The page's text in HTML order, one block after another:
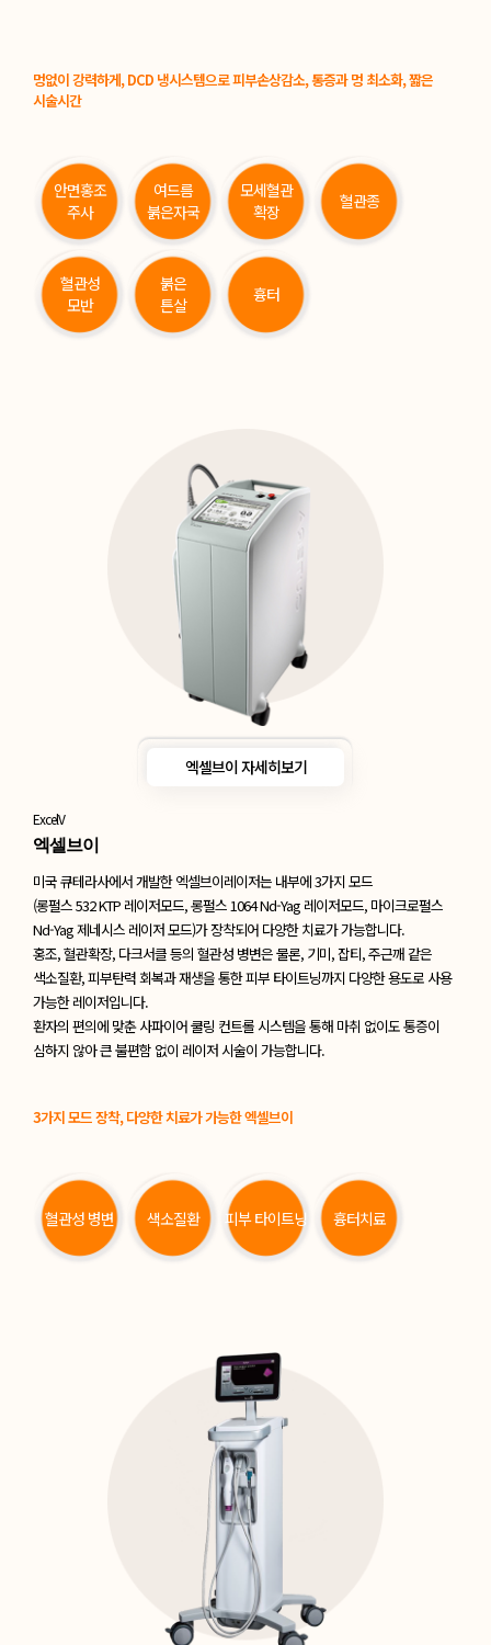
멍없이 강력하게, DCD 냉시스템으로 피부손상감소, 통증과 멍 최소화, 짧은
시술시간
안면홍조
주사
여드름
붉은자국
모세혈관
확장
혈관종
혈관성
모반
붉은
튼살
흉터
엑셀브이 자세히보기
ExcelV
엑셀브이
미국 큐테라사에서 개발한 엑셀브이레이저는 내부에 3가지 모드
(롱펄스 532 KTP 레이저모드, 롱펄스 1064 Nd-Yag 레이저모드, 마이크로펄스
Nd-Yag 제네시스 레이저 모드)가 장착되어 다양한 치료가 가능합니다.
홍조, 혈관확장, 다크서클 등의 혈관성 병변은 물론, 기미, 잡티, 주근깨 같은
색소질환,피부탄력 회복과 재생을 통한 피부 타이트닝까지 다양한 용도로 사용
가능한 레이저입니다.
환자의 편의에 맞춘 사파이어 쿨링 컨트롤 시스템을 통해 마취 없이도 통증이
심하지 않아큰 불편함 없이 레이저 시술이 가능합니다.
3가지 모드 장착, 다양한 치료가 가능한 엑셀브이
혈관성 병변 색소질환 피부 타이트닝 흉터치료